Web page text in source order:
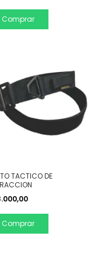
Comprar
TACTICO DE
Comprar